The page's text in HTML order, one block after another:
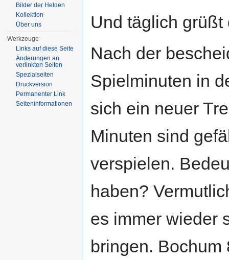
Und täglich grüßt
Nach der
Spielminuten in
sich ein neuer
Minuten sind
verspielen.
haben?
es immer wieder
bringen. Bochum
Bilder der Helden
Kollektion
Über uns
Werkzeuge
Links auf diese Seite
Änderungen an
verlinkten Seiten
Spezialseiten
Druckversion
Permanenter Link
Seiten­informationen